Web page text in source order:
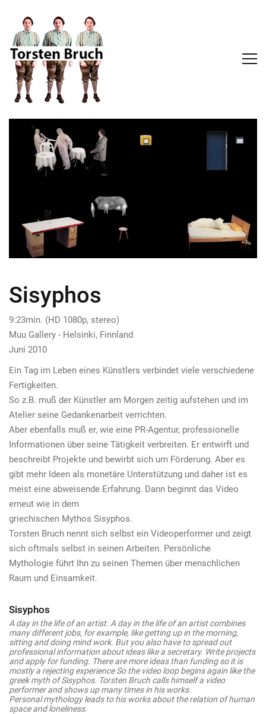
Sisyphos
9:23min. (HD 1080p, stereo)
Muu Gallery - Helsinki, Finnland
Juni 2010
Ein Tag im Leben eines Künstlers verbindet viele verschiedene
Fertigkeiten.
So z.B. muß der Künstler am Morgen zeitig aufstehen und im
Atelier seine Gedankenarbeit verrichten.
Aber ebenfalls muß er, wie eine PR-Agentur, professionelle
Informationen über seine Tätigkeit verbreiten. Er entwirft und
beschreibt Projekte und bewirbt sich um Förderung. Aber es
gibt mehr Ideen als monetäre Unterstützung und daher ist es
meist eine abweisende Erfahrung. Dann beginnt das Video
erneut wie in dem
griechischen Mythos Sisyphos.
Torsten Bruch nennt sich selbst ein Videoperformer und zeigt
sich oftmals selbst in seinen Arbeiten. Persönliche
Mythologie führt Ihn zu seinen Themen über menschlichen
Raum und Einsamkeit.
Sisyphos
A day in the life of an artist. A day in the life of an artist combines
many different jobs, for example, like getting up in the morning,
sitting and doing mind work. But you also have to spread out
professional information about ideas like a secretary. Write projects
and apply for funding. There are more ideas than funding so it is
mostly a rejecting experience So the video loop begins again like the
greek myth of Sisyphos. Torsten Bruch calls himself a video
performer and shows up many times in his works.
Personal mythology leads to his works about the relation of human
space and loneliness.